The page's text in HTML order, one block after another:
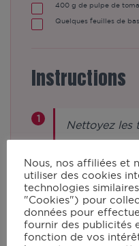
400 g de pulpe de
Quelques feuilles de
Instructions
Nettoyez les
arêtes et la
morceaux.
Dans le bol
couteau
Nous, nos affiliées et
utiliser des cookies
technologies
"Cookies") pour
données pour
fournir des publicités
fonction de vos